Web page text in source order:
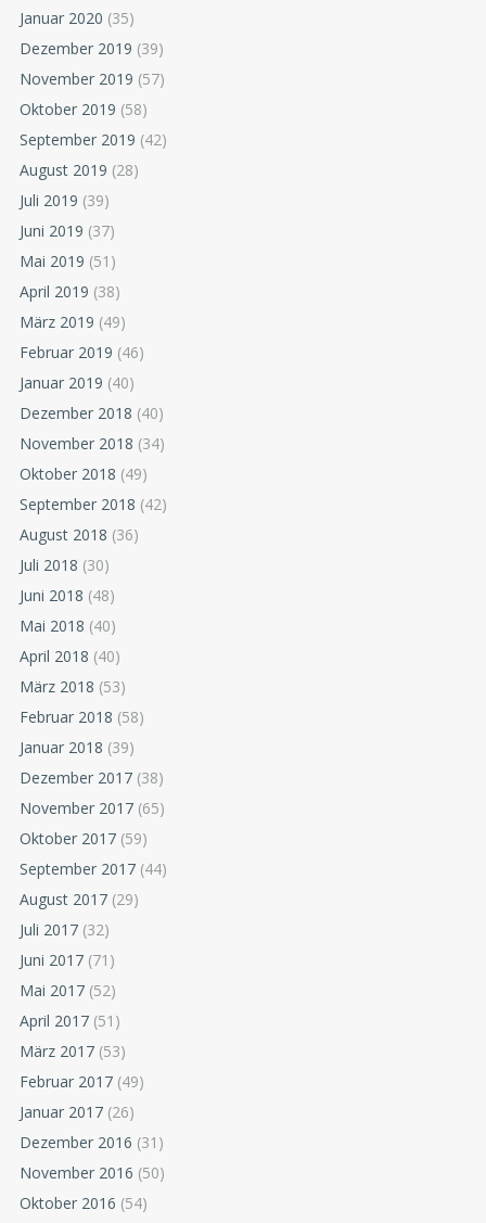
Januar 2020 (35)
Dezember 2019 (39)
November 2019 (57)
Oktober 2019 (58)
September 2019 (42)
August 2019 (28)
Juli 2019 (39)
Juni 2019 (37)
Mai 2019 (51)
April 2019 (38)
März 2019 (49)
Februar 2019 (46)
Januar 2019 (40)
Dezember 2018 (40)
November 2018 (34)
Oktober 2018 (49)
September 2018 (42)
August 2018 (36)
Juli 2018 (30)
Juni 2018 (48)
Mai 2018 (40)
April 2018 (40)
März 2018 (53)
Februar 2018 (58)
Januar 2018 (39)
Dezember 2017 (38)
November 2017 (65)
Oktober 2017 (59)
September 2017 (44)
August 2017 (29)
Juli 2017 (32)
Juni 2017 (71)
Mai 2017 (52)
April 2017 (51)
März 2017 (53)
Februar 2017 (49)
Januar 2017 (26)
Dezember 2016 (31)
November 2016 (50)
Oktober 2016 (54)